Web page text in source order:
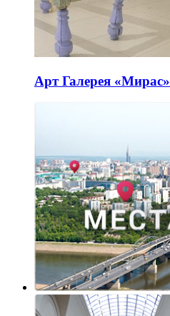
Арт Галерея «Мирас»